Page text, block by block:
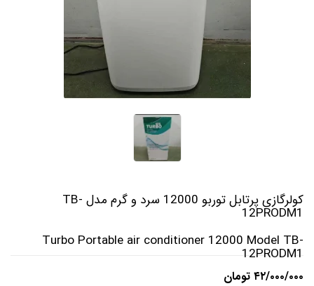
کولرگازی پرتابل توربو 12000 سرد و گرم مدل TB-
12PRODM1
Turbo Portable air conditioner 12000 Model TB-
12PRODM1
۴۲/۰۰۰/۰۰۰ تومان